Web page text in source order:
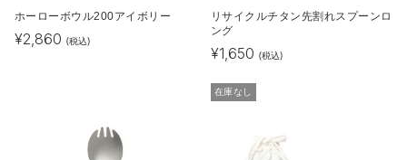
ホーローボウル200アイボリー
¥2,860 (税込)
リサイクルチタン先割れスプーンロ
ング
¥1,650 (税込)
在庫なし